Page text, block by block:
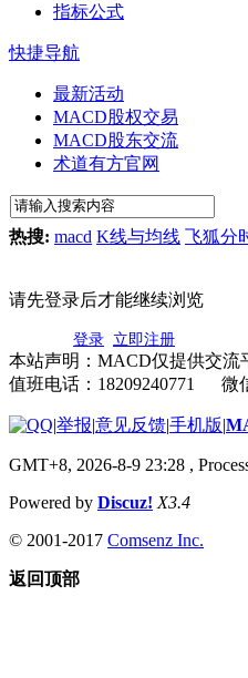
指标公式
快捷导航
最新活动
MACD股权交易
MACD股东交流
术道有方官网
热搜: macd K线与均线 飞狐分
请先登录后才能继续浏览
登录 立即注册
本站声明：MACD仅提供交流
值班电话：18209240771 微
|举报|意见反馈|手机版|
GMT+8, 2026-8-9 23:28 ,
Powered by Discuz! X3.4
© 2001-2017 Comsenz Inc.
返回顶部